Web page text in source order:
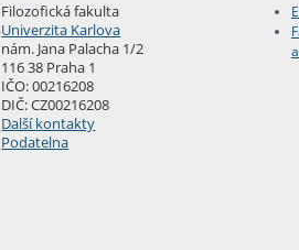
Filozofická fakulta
Univerzita Karlova
nám. Jana Palacha 1/2
116 38 Praha 1
IČO: 00216208
DIČ: CZ00216208
Další kontakty
Podatelna